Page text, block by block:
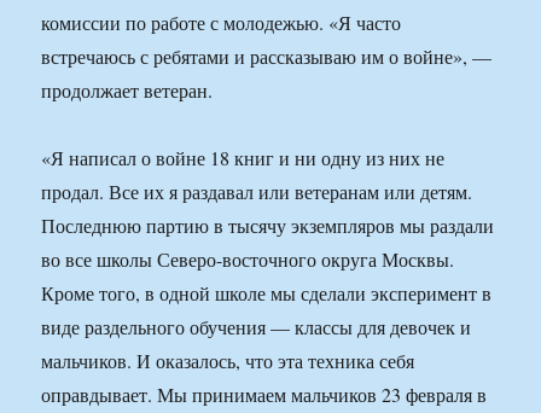
комиссии по работе с молодежью. «Я часто
встречаюсь с ребятами и рассказываю им о войне», —
продолжает ветеран.
«Я написал о войне 18 книг и ни одну из них не
продал. Все их я раздавал или ветеранам или детям.
Последнюю партию в тысячу экземпляров мы раздали
во все школы Северо-восточного округа Москвы.
Кроме того, в одной школе мы сделали эксперимент в
виде раздельного обучения — классы для девочек и
мальчиков. И оказалось, что эта техника себя
оправдывает. Мы принимаем мальчиков 23 февраля в